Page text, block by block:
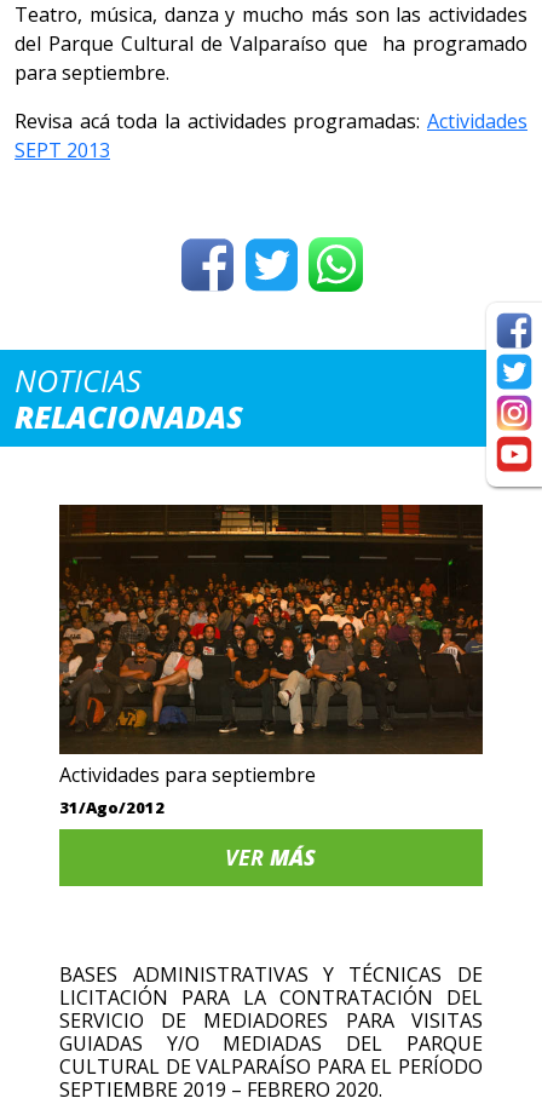
Teatro, música, danza y mucho más son las actividades
del Parque Cultural de Valparaíso que ha programado
para septiembre.
Revisa acá toda la actividades programadas: Actividades
SEPT 2013
NOTICIAS
RELACIONADAS
Actividades para septiembre
31/Ago/2012
VERMÁS
BASES ADMINISTRATIVAS Y TÉCNICAS DE
LICITACIÓN PARA LA CONTRATACIÓN DEL
SERVICIO DE MEDIADORES PARA VISITAS
GUIADAS Y/O MEDIADAS DEL PARQUE
CULTURAL DE VALPARAÍSO PARA EL PERÍODO
SEPTIEMBRE 2019 – FEBRERO 2020.